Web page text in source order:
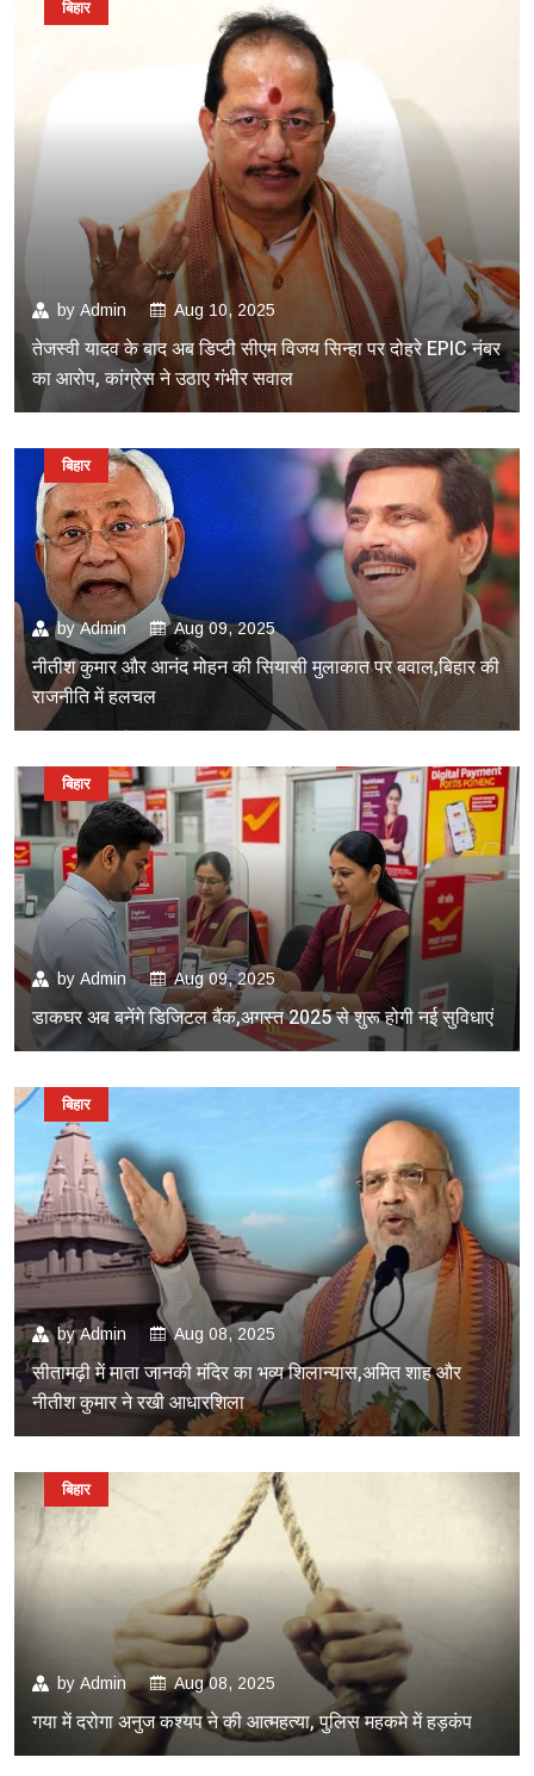
by Admin Aug 10, 2025
तेजस्वी यादव के बाद अब डिप्टी सीएम विजय सिन्हा पर दोहरे EPIC नंबर
का आरोप, कांग्रेस ने उठाए गंभीर सवाल
बिहार
byAdmin Aug 09, 2025
नीतीश कुमार और आनंद मोहन की सियासी मुलाकात पर बवाल,बिहार की
राजनीति में हलचल
बिहार
by Admin Aug 09, 2025
डाकघर अब बनेंगे डिजिटल बैंक,अगस्त 2025 से शुरू होगी नई सुविधाएं
बिहार
byAdmin Aug 08, 2025
सीतामढ़ी में माता जानकी मंदिर का भव्य शिलान्यास,अमित शाह और
नीतीश कुमार ने रखी आधारशिला
बिहार
by Admin Aug 08, 2025
गया में दरोगा अनुज कश्यप ने की आत्महत्या, पुलिस महकमे में हड़कंप
बिहार